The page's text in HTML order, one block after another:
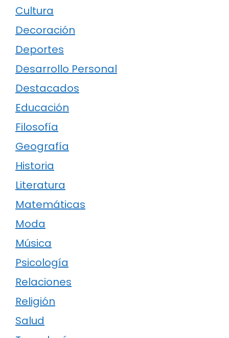
Cultura
Decoración
Deportes
Desarrollo Personal
Destacados
Educación
Filosofía
Geografía
Historia
Literatura
Matemáticas
Moda
Música
Psicología
Relaciones
Religión
Salud